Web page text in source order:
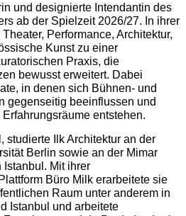
und designierte Intendantin des
ab der Spielzeit 2026/27. In ihrer
Performance, Architektur,
Kunst zu einer
Praxis, die
bewusst erweitert. Dabei
in denen sich Bühnen- und
gegenseitig beeinflussen und
entstehen.
studierte Ilk Architektur an der
Berlin sowie an der Mimar
Mit ihrer
Büro Milk erarbeitete sie
Raum unter anderem in
Istanbul und arbeitete